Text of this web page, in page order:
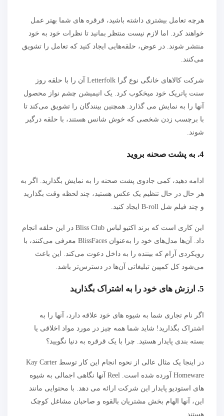
هرچه تعامل بیشتری داشته باشید، قرقره های شما بهتر عمل
خواهند کرد. اما لازم نیست منتظر بمانید تا نظرات خود به خود
منتشر شوند. در عوض، حلقه‌هایی ایجاد کنید که تعامل را تشویق
می‌کنند.
شرکت کالاهای خانگی نوع گرا Letterfolk آن را با حلقه روز
سنت پاتریک خود میخکوب کرد. یک انیمیشن چشم نواز محصول
آنها را به نمایش می گذارد. همچنین بینندگان را تشویق می‌کند تا
با برچسب زدن شخصی که خوش شانس هستند، با حلقه درگیر
شوند.
4. به پشت صحنه بروید
ادامه دهید، کمی جادوی پشت صحنه را به نمایش بگذارید. اگر به
هر حال در حال تنظیم یک عکس هستید، چند لحظه وقت بگذارید
و چند فیلم شل B-roll ایجاد کنید.
این کاری است که برند اکتیو لباس Bliss Club در این حلقه انجام
داد. آن‌ها مدل‌های خود را به‌عنوان BlissFaces معرفی می‌کنند، با
رویکردی آرام که بیننده را به داخل دعوت می‌کند. این باعث
می‌شود کل کمپین تبلیغاتی آن‌ها در دسترس‌تر باشد.
5. ارزش های خود را به اشتراک بگذارید
اگر نام تجاری شما به شیوه های خود علاقه دارد، آنها را به
اشتراک بگذارید! شاید شما همه چیز در مورد مواد اخلاقی یا
بسته بندی پایدار هستید. چرا با یک قرقره به دنیا نگویید؟
در اینجا یک مثال عالی از نحوه انجام این کار توسط Kay Carter
Homeware آورده شده است. Reel آنها نگاهی اجمالی به شیوه
های استودیو پایدار این شرکت ارائه می دهد. با محتوایی مانند
این، آنها الهام بخش مشتریان بالقوه و صاحبان مشاغل کوچک
هستند.